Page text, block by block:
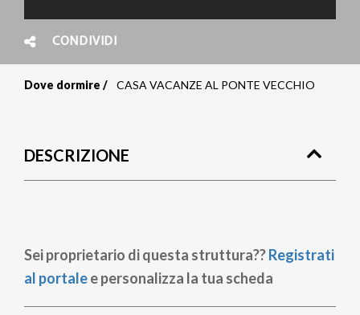
CONDIVIDI
pane
Dove dormire CASA VACANZE AL PONTE VECCHIO
DESCRIZIONE
Sei proprietario di questa struttura??Registrati
al portalee personalizza la tua scheda